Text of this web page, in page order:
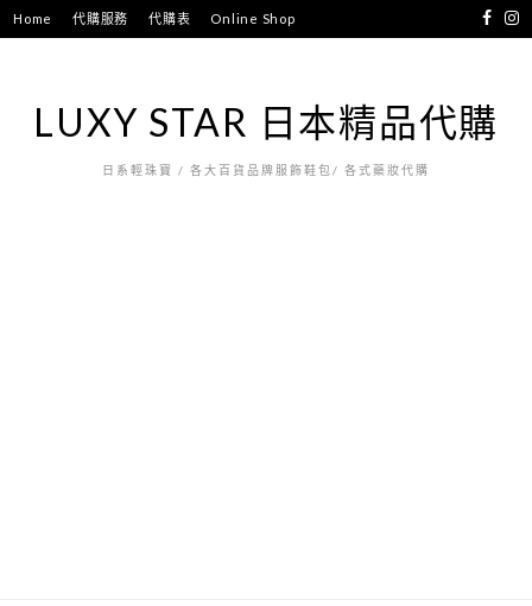
跳
至
Home 代購服務 代購表 Online Shop
LUXY STAR 日本精品代購
日系輕珠寶 / 各大百貨品牌服飾鞋包/ 各式藥妝代購